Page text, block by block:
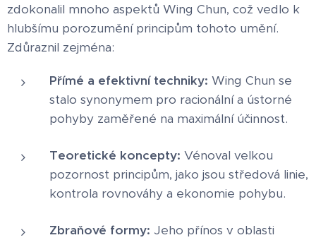
zdokonalil mnoho aspektů Wing Chun, což vedlo k
hlubšímu porozumění principům tohoto umění.
Zdůraznil zejména:
Přímé a efektivní techniky: Wing Chun se
stalo synonymem pro racionální a ústorné
pohyby zaměřené na maximální účinnost.
Teoretické koncepty: Vénoval velkou
pozornost principům, jako jsou středová linie,
kontrola rovnováhy a ekonomie pohybu.
Zbraňové formy: Jeho přínos v oblasti